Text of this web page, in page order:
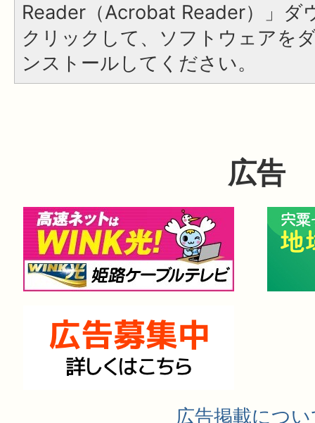
Reader（Acrobat Reader）」ダ
クリックして、ソフトウェアを
ンストールしてください。
広告
広告掲載につ